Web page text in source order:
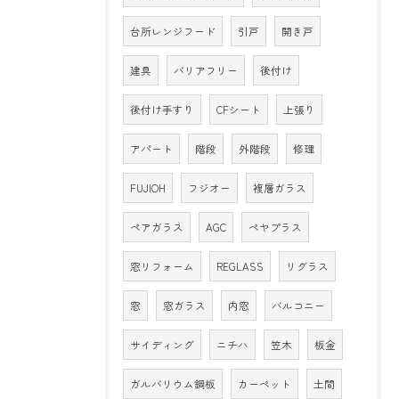
台所レンジフード 引戸 開き戸
建具 バリアフリー 後付け
後付け手すり CFシート 上張り
アパート 階段 外階段 修理
FUJIOH フジオー 複層ガラス
ペアガラス AGC ペヤプラス
窓リフォーム REGLASS リグラス
窓 窓ガラス 内窓 バルコニー
サイディング ニチハ 笠木 板金
ガルバリウム鋼板 カーペット 土間